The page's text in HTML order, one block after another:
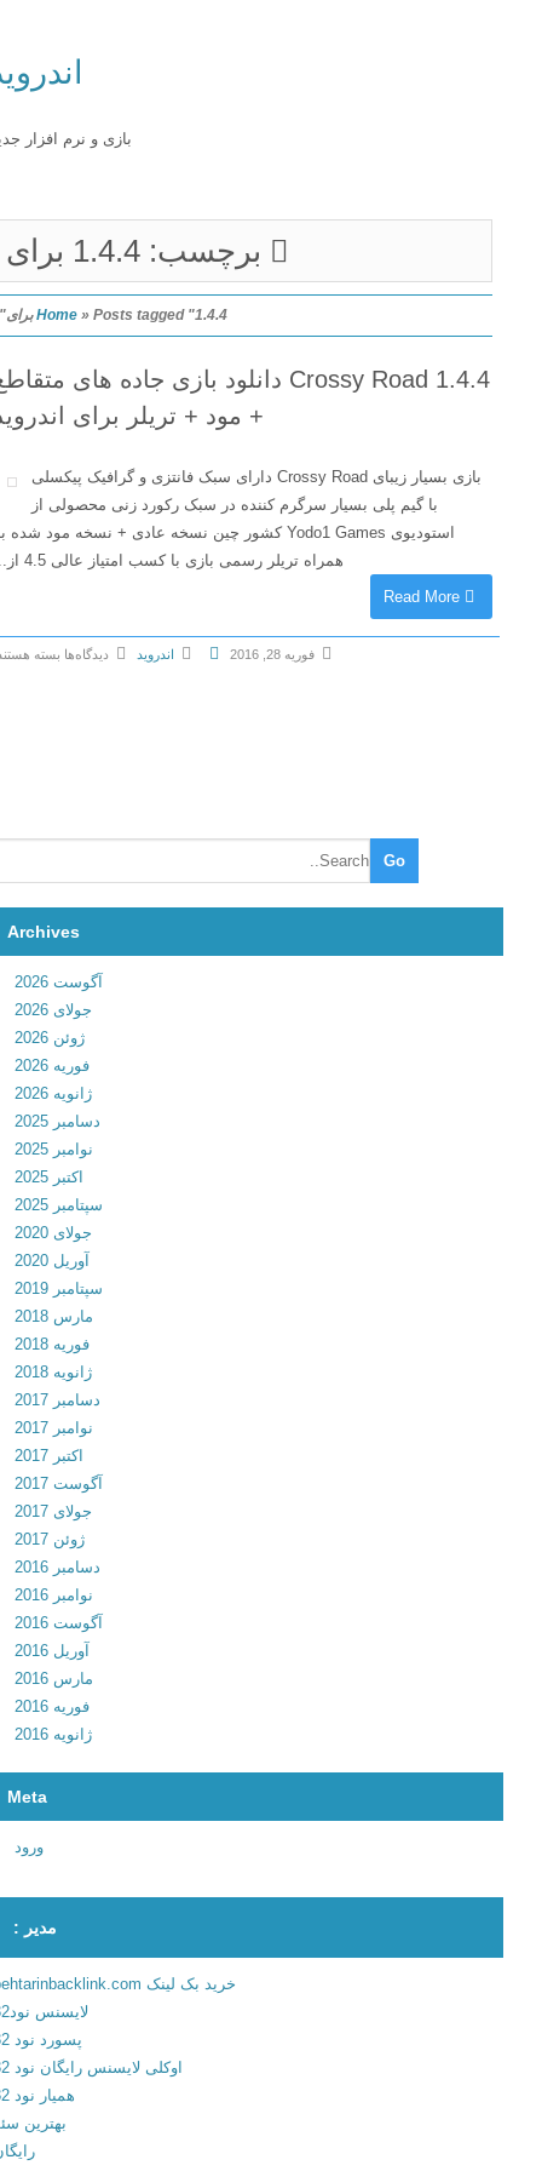
اندروید
بازی و نرم افزار جدید
برچسب: 1.4.4 برای
Home»Posts tagged "1.4.4 برای"
Crossy Road 1.4.4 دانلود بازی جاده های متقاطع
+ مود + تریلر برای اندروید
بازی بسیار زیبای Crossy Road دارای سبک فانتزی و گرافیک پیکسلی
با گیم پلی بسیار سرگرم کننده در سبک رکورد زنی محصولی از
استودیوی Yodo1 Games کشور چین نسخه عادی + نسخه مود شده به
همراه تریلر رسمی بازی با کسب امتیاز عالی 4.5 از...
Read More
اندروید
دیدگاه‌ها
s
R
o
a
1
.
4
.
د
ل
و
د
ب
ا
ز
ج
ه
ه
ا
ی
م
ق
ع
ت
ل
بسته هستند
Archives
آگوست 2026
جولای 2026
ژوئن 2026
فوریه 2026
ژانویه 2026
دسامبر 2025
نوامبر 2025
سپتامبر 2025
جولای 2020
آوریل 2020
سپتامبر 2019
مارس 2018
فوریه 2018
ژانویه 2018
دسامبر 2017
نوامبر 2017
آگوست 2017
جولای 2017
ژوئن 2017
دسامبر 2016
نوامبر 2016
آگوست 2016
آوریل 2016
مارس 2016
فوریه 2016
ژانویه 2016
Meta
مدیر :
خرید بک لینک behtarinbacklink.com
لایسنس نود32
پسورد نود 32
اوکلی لایسنس رایگان نود 32
همیار نود 32
بهترین سئو
رایگان